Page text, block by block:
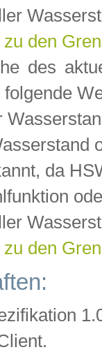
zu den
des
da
zu den